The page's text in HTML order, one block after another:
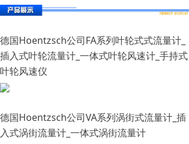
德国Hoentzsch公司FA系列叶轮式式流量计_
插入式叶轮流量计_一体式叶轮风速计_手持式
叶轮风速仪
德国Hoentzsch公司VA系列涡街式流量计_插
入式涡街流量计_一体式涡街流量计